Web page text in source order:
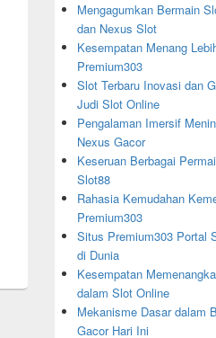
Mengagumkan Bermain
dan Nexus Slot
Kesempatan Menang
Premium303
Slot Terbaru Inovasi dan
Judi Slot Online
Pengalaman Imersif
Nexus Gacor
Keseruan Berbagai
Slot88
Rahasia Kemudahan
Premium303
Situs Premium303 Portal
di Dunia
Kesempatan
dalam Slot Online
Mekanisme Dasar dalam
Gacor Hari Ini